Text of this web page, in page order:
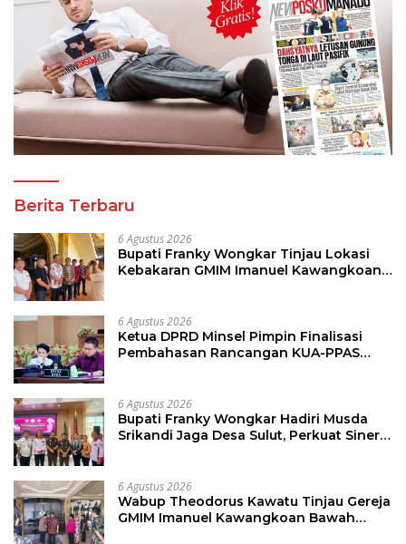
Berita Terbaru
6 Agustus 2026
Bupati Franky Wongkar Tinjau Lokasi
Kebakaran GMIM Imanuel Kawangkoan
6 Agustus 2026
Ketua DPRD Minsel Pimpin Finalisasi
Pembahasan Rancangan KUA-PPAS
6 Agustus 2026
Bupati Franky Wongkar Hadiri Musda
Srikandi Jaga Desa Sulut, Perkuat Sinergi
6 Agustus 2026
Wabup Theodorus Kawatu Tinjau Gereja
GMIM Imanuel Kawangkoan Bawah